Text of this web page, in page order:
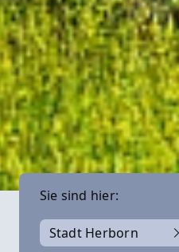
Sie sind hier:
Stadt Herborn